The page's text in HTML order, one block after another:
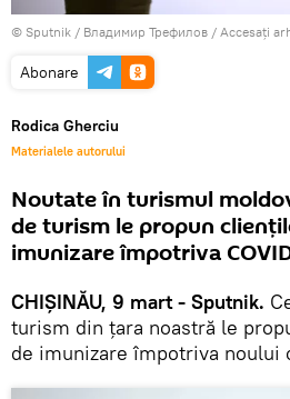
© Sputnik / Владимир Трефилов / Accesați
Abonare
Rodica Gherciu
Materialele autorului
Noutate în turismul
de turism le propun
imunizare împotriva
CHIȘINĂU, 9 mart - Sputnik.
turism din țara noastră le
de imunizare împotriva noului